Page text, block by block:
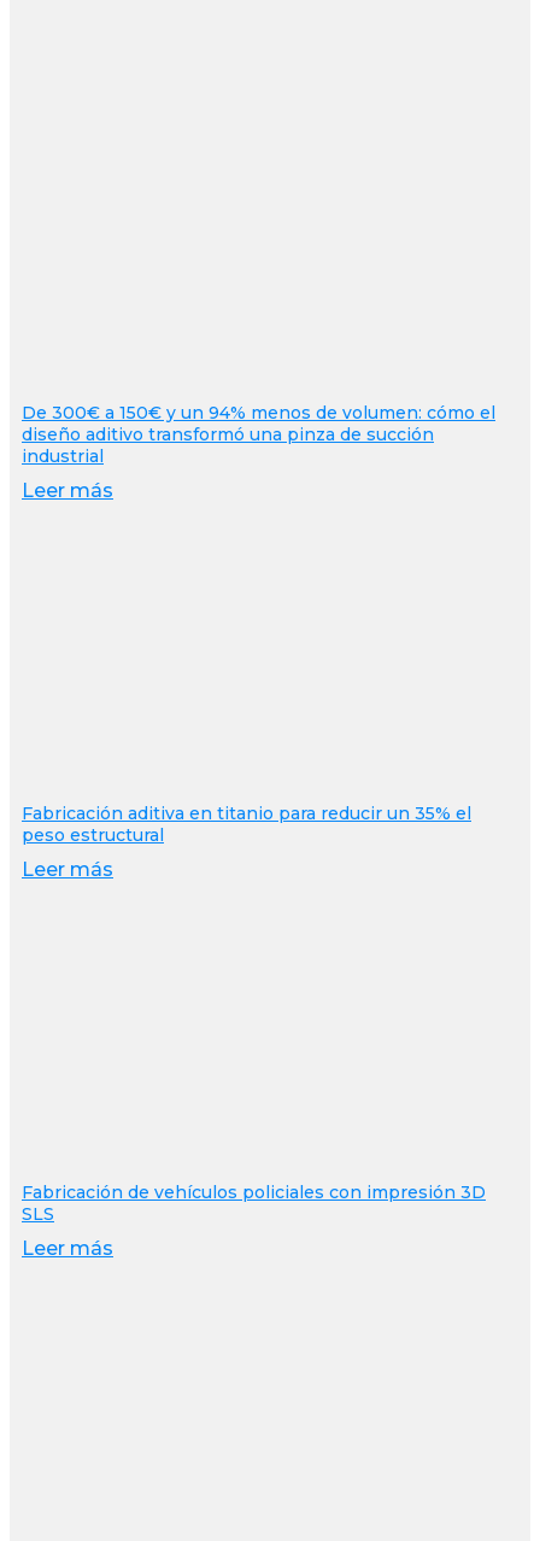
De 300€ a 150€ y un 94% menos de volumen: cómo el
diseño aditivo transformó una pinza de succión
industrial
Leer más
Fabricación aditiva en titanio para reducir un 35% el
peso estructural
Leer más
Fabricación de vehículos policiales con impresión 3D
SLS
Leer más